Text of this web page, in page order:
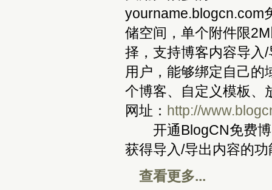
yourname.blogcn.com
储空间，单个附件限
择，支持博客内容导入
用户，能够绑定自己的
个博客、自定义模板、
网址： http://
开通BlogCN免费博
获得导入/导出内容的
查看更多...